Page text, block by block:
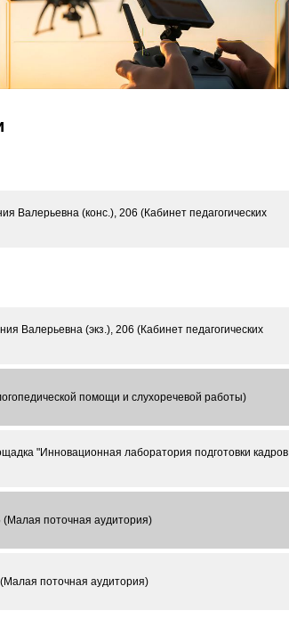
Валерьевна (конс.), 206 (Кабинет педагогических
Валерьевна (экз.), 206 (Кабинет педагогических
помощи и слухоречевой работы)
"Инновационная лаборатория подготовки кадров
(Малая поточная аудитория)
поточная аудитория)